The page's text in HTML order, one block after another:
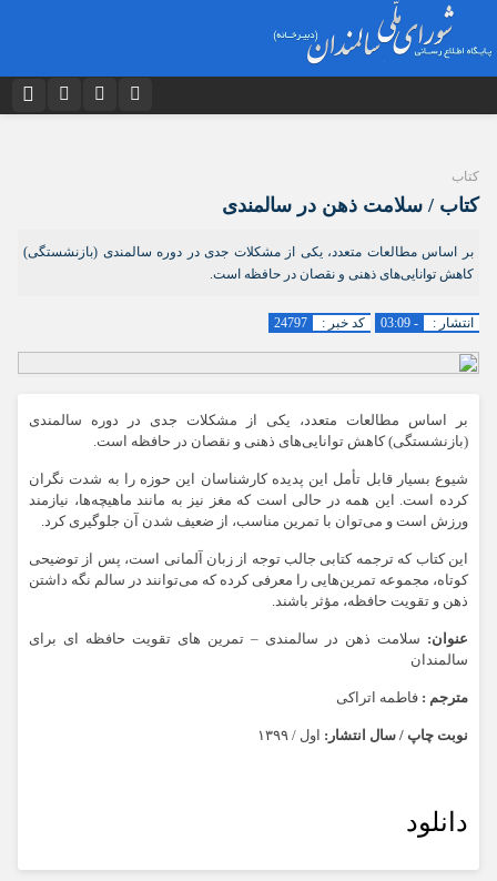
رمز عبور
کتاب
کتاب / سلامت ذهن در سالمندی
بر اساس مطالعات متعدد، یکی از مشکلات جدی در دوره سالمندی (بازنشستگی)
کاهش توانایی‌های ذهنی و نقصان در حافظه است.
انتشار : - 03:09 کد خبر : 24797
بر اساس مطالعات متعدد، یکی از مشکلات جدی در دوره سالمندی
(بازنشستگی) کاهش توانایی‌های ذهنی و نقصان در حافظه است.
شیوع بسیار قابل تأمل این پدیده کارشناسان این حوزه را به شدت نگران
کرده است. این همه در حالی است که مغز نیز به مانند ماهیچه‌ها، نیازمند
ورزش است و می‌توان با تمرین مناسب، از ضعیف شدن آن جلوگیری کرد.
این کتاب که ترجمه کتابی جالب توجه از زبان آلمانی است، پس از توضیحی
کوتاه، مجموعه تمرین‌هایی را معرفی کرده که می‌توانند در سالم نگه داشتن
ذهن و تقویت حافظه، مؤثر باشند.
عنوان: سلامت ذهن در سالمندی – تمرین های تقویت حافظه ای برای
سالمندان
مترجم : فاطمه اتراکی
نوبت چاپ / سال انتشار: اول / ۱۳۹۹
دانلود
پیام هایی که حاوی تهمت یا افترا باشد منتشر نخواهد شد.